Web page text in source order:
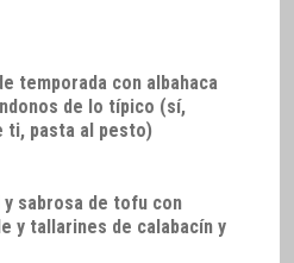
temporada con albahaca
de lo típico (sí,
ti, pasta al pesto)
sabrosa de tofu con
y tallarines de calabacín y